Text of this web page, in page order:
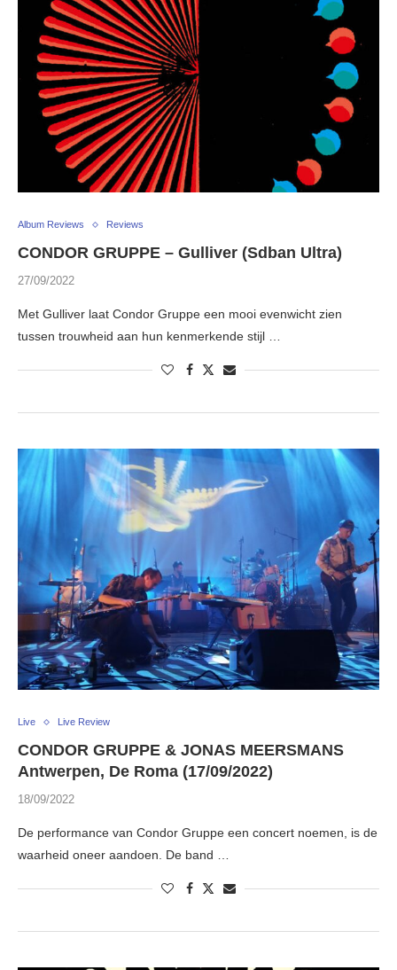
Album Reviews Reviews
CONDOR GRUPPE – Gulliver (Sdban Ultra)
27/09/2022
Met Gulliver laat Condor Gruppe een mooi evenwicht zien
tussen trouwheid aan hun kenmerkende stijl …
Live Live Review
CONDOR GRUPPE & JONAS MEERSMANS
Antwerpen, De Roma (17/09/2022)
18/09/2022
De performance van Condor Gruppe een concert noemen, is de
waarheid oneer aandoen. De band …